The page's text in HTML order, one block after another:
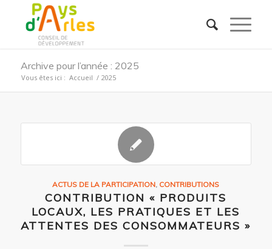
Archive pour l’année : 2025
Vous êtes ici : Accueil / 2025
ACTUS DE LA PARTICIPATION, CONTRIBUTIONS
CONTRIBUTION « PRODUITS
LOCAUX, LES PRATIQUES ET LES
ATTENTES DES CONSOMMATEURS »